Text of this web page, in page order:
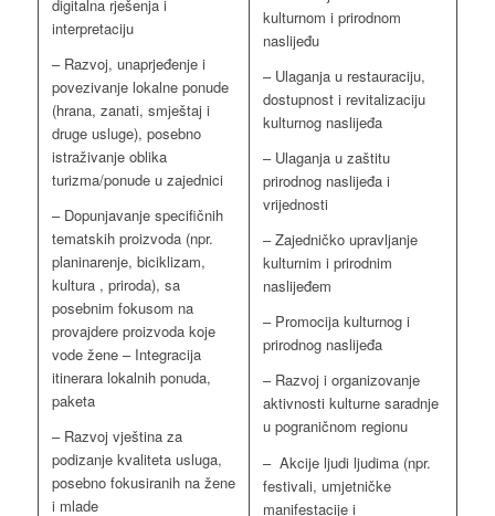
digitalna rješenja i
interpretaciju
– Razvoj, unaprjeđenje i
povezivanje lokalne ponude
(hrana, zanati, smještaj i
druge usluge), posebno
istraživanje oblika
turizma/ponude u zajednici
– Dopunjavanje specifičnih
tematskih proizvoda (npr.
planinarenje, biciklizam,
kultura , priroda), sa
posebnim fokusom na
provajdere proizvoda koje
vode žene – Integracija
itinerara lokalnih ponuda,
paketa
– Razvoj vještina za
podizanje kvaliteta usluga,
posebno fokusiranih na žene
i mlade
kulturnom i prirodnom
naslijeđu
– Ulaganja u restauraciju,
dostupnost i revitalizaciju
kulturnog naslijeđa
– Ulaganja u zaštitu
prirodnog naslijeđa i
vrijednosti
– Zajedničko upravljanje
kulturnim i prirodnim
naslijeđem
– Promocija kulturnog i
prirodnog naslijeđa
– Razvoj i organizovanje
aktivnosti kulturne saradnje
u pograničnom regionu
– Akcije ljudi ljudima (npr.
festivali, umjetničke
manifestacije i